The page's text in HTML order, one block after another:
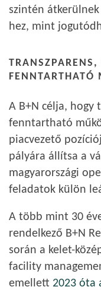
szintén átkerülnek
hez, mint
TRANSZPARENS,
FENNTARTHATÓ
A B+N célja, hogy
fenntartható
piacvezető
pályára állítsa a
magyarországi
feladatok külön
A több mint 30
rendelkező B+N
során a kelet-
facility
emellett 2023 óta